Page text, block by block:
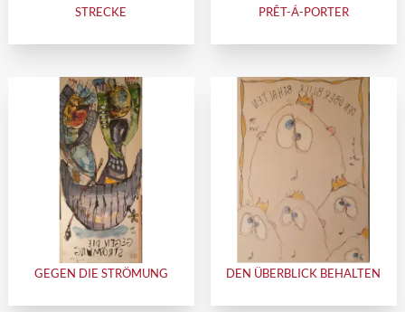
STRECKE
PRÊT-Á-PORTER
GEGEN DIE STRÖMUNG DEN ÜBERBLICK BEHALTEN